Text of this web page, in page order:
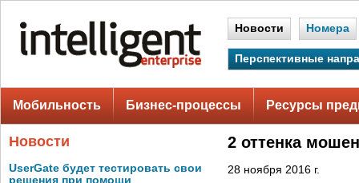
Новости Номера
Перспективные
Мобильность Бизнес-процессы Ресурсы
Новости
UserGate будет тестировать свои
решения при помощи
2 оттенка
28 ноября 2016 г.